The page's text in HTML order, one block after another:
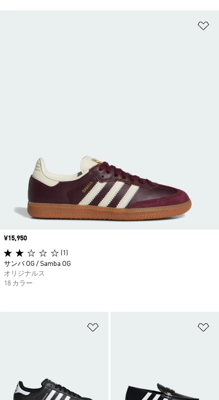
価格
¥15,950
(1)
サンバ OG / Samba OG
オリジナルス
18 カラー